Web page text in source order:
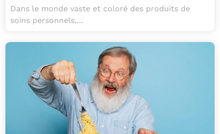
Dans le monde vaste et coloré des produits de
soins personnels,…